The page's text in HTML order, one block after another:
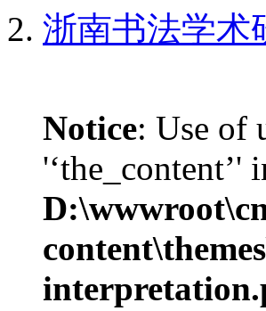
浙南书法学术
Notice: Use of
'‘the_content’'